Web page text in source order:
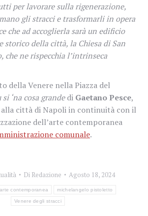
per lavorare sulla rigenerazione,
gli stracci e trasformarli in opera
che ad accoglierla sarà un edificio
storico della città, la Chiesa di San
che ne rispecchia l’intrinseca
della Venere nella Piazza del
si ‘na cosa grandedi Gaetano Pesce,
città di Napoli in continuità con il
dell’arte contemporanea
comunale.
Di Redazione
Agosto 18, 2024
arte contemporanea michelangelo pistoletto
Venere degli stracci